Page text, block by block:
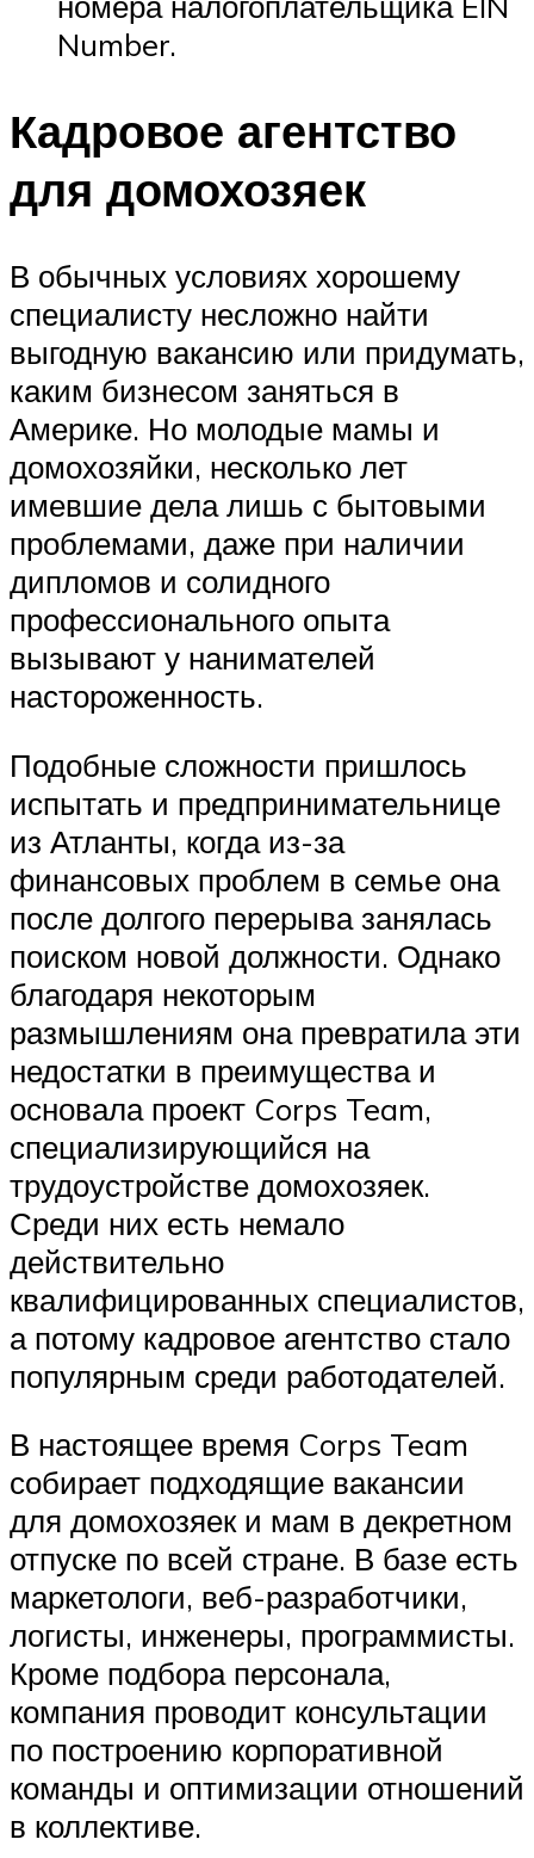
Number.
Кадровое агентство
для домохозяек
В обычных условиях хорошему
специалисту несложно найти
выгодную вакансию или придумать,
каким бизнесом заняться в
Америке. Но молодые мамы и
домохозяйки, несколько лет
имевшие дела лишь с бытовыми
проблемами, даже при наличии
дипломов и солидного
профессионального опыта
вызывают у нанимателей
настороженность.
Подобные сложности пришлось
испытать и предпринимательнице
из Атланты, когда из-за
финансовых проблем в семье она
после долгого перерыва занялась
поиском новой должности. Однако
благодаря некоторым
размышлениям она превратила эти
недостатки в преимущества и
основала проект Corps Team,
специализирующийся на
трудоустройстве домохозяек.
Среди них есть немало
действительно
квалифицированных специалистов,
а потому кадровое агентство стало
популярным среди работодателей.
В настоящее время Corps Team
собирает подходящие вакансии
для домохозяек и мам в декретном
отпуске по всей стране. В базе есть
маркетологи, веб-разработчики,
логисты, инженеры, программисты.
Кроме подбора персонала,
компания проводит консультации
по построению корпоративной
команды и оптимизации отношений
в коллективе.